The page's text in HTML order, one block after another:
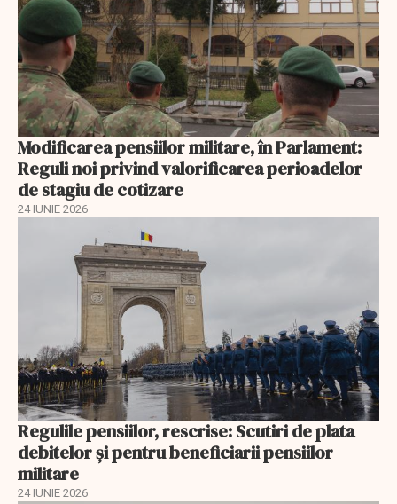
Modificarea pensiilor militare, în Parlament:
Reguli noi privind valorificarea perioadelor
de stagiu de cotizare
24 IUNIE 2026
Regulile pensiilor, rescrise: Scutiri de plata
debitelor și pentru beneficiarii pensiilor
militare
24 IUNIE 2026